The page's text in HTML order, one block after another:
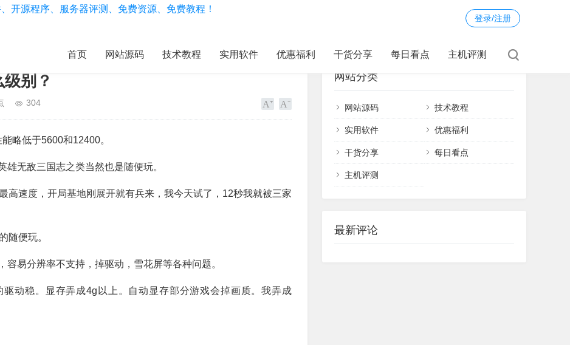
登录/注册
首页 网站源码 技术教程 实用软件 优惠福利 干货分享 每日看点 主机评测
别？
304
略低于5600和12400。
无敌三国志之类当然也是随便玩。
高速度，开局基地刚展开就有兵来，我今天试了，12秒我就被三家
随便玩。
易分辨率不支持，掉驱动，雪花屏等各种问题。
动稳。显存弄成4g以上。自动显存部分游戏会掉画质。我弄成
网站分类
网站源码 技术教程
实用软件 优惠福利
干货分享 每日看点
主机评测
最新评论